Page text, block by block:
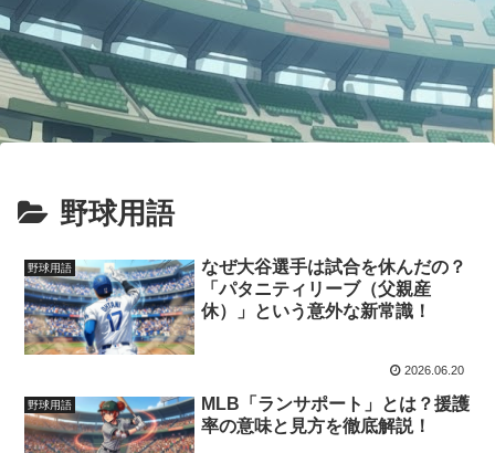
野球用語
野球用語
なぜ大谷選手は試合を休んだの？
「パタニティリーブ（父親産
休）」という意外な新常識！
2026.06.20
野球用語
MLB「ランサポート」とは？援護
率の意味と見方を徹底解説！